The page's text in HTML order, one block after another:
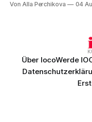
Genau so war der
Von Alla Perchikova 04
Über IocoWerde